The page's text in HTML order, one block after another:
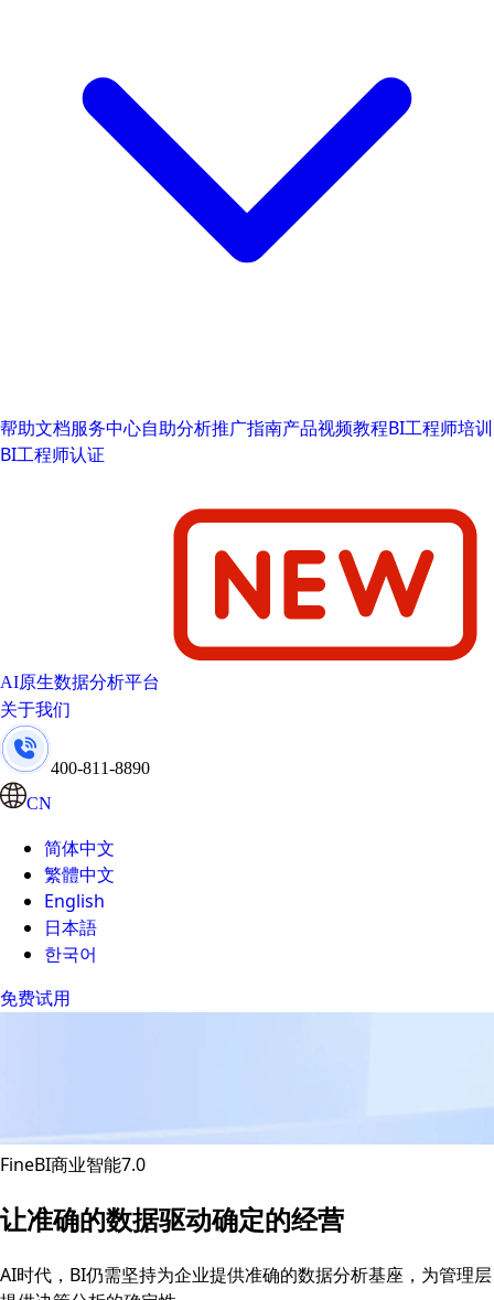
帮助文档服务中心自助分析推广指南产品视频教程BI工程师培训
BI工程师认证
AI原生数据分析平台
关于我们
400-811-8890
CN
简体中文
繁體中文
English
日本語
한국어
免费试用
FineBI商业智能7.0
让准确的数据驱动确定的经营
AI时代，BI仍需坚持为企业提供准确的数据分析基座，为管理层